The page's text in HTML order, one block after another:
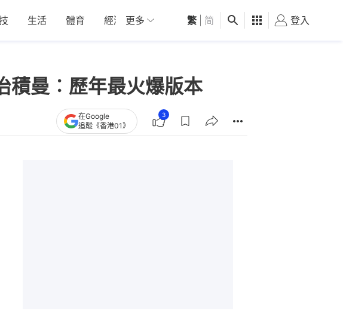
生活 體育 經濟 01深圳 觀點 健康 好食玩飛
更多 繁 简 登入
曼︰歷年最火爆版本
在Google
追蹤《香港01》
3